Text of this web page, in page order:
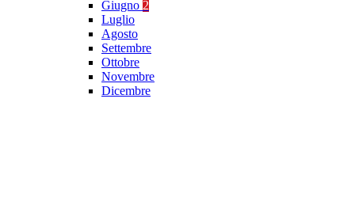
Giugno 2
Luglio
Agosto
Settembre
Ottobre
Novembre
Dicembre